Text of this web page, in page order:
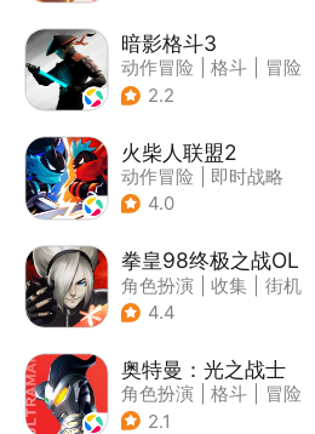
暗影格斗3
动作冒险 格斗
冒险
| 暗夜格斗
2.2
火柴人联盟2
动作冒险
即时战略
| 冒险
4.0
拳皇98终极之战OL
角色扮演 收集
街机
| 拳皇
4.4
奥特曼：光之战士
角色扮演 格斗
冒险
| 童年
2.1